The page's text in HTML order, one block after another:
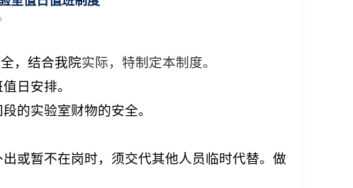
，结合我院实际，特制定本制度。
日安排。
的实验室财物的安全。
或暂不在岗时，须交代其他人员临时代替。做